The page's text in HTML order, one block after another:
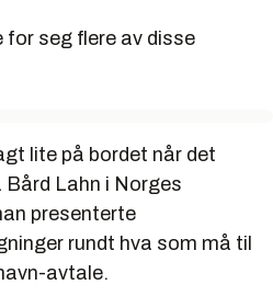
for seg flere av disse
lite på bordet når det
Lahn i Norges
presenterte
rundt hva som må til
avtale.